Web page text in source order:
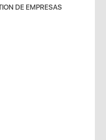
DE EMPRESAS